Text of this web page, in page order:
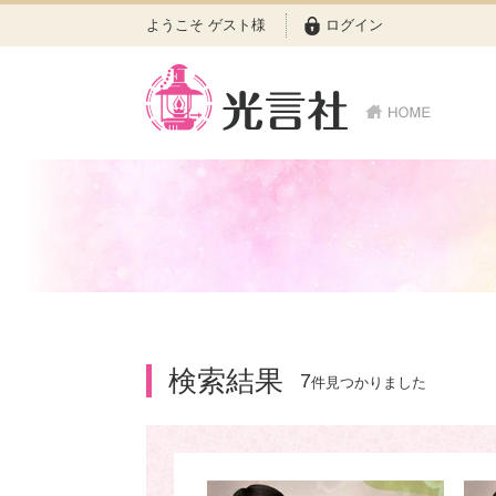
ようこそ ゲスト様 ログイン
検索結果 7件見つかりました